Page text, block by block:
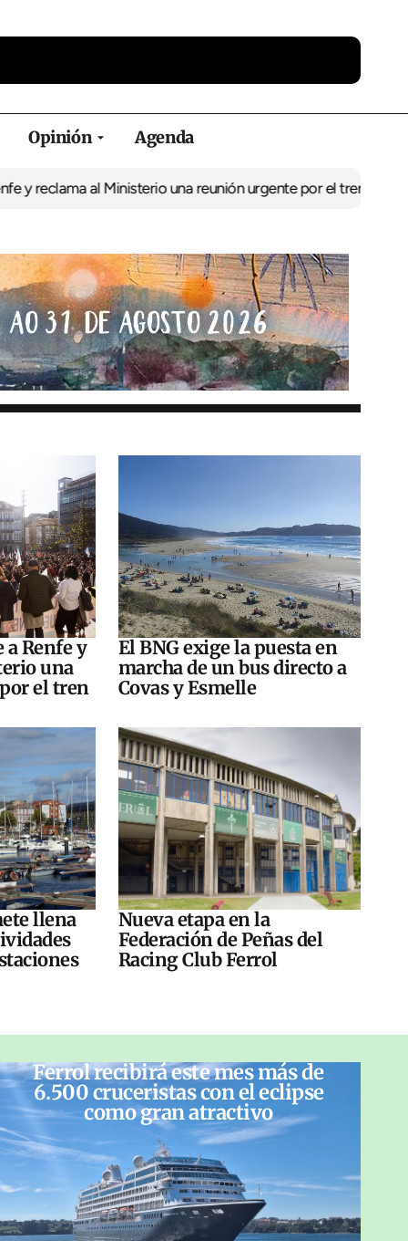
Opinión Agenda
al Ministerio una reunión urgente por el trenEl BNG exige la
Renfe y
una
el tren
El BNG exige la puesta en
marcha de un bus directo a
Covas y Esmelle
llena
Nueva etapa en la
Federación de Peñas del
Racing Club Ferrol
Ferrol recibirá este mes más de
6.500 cruceristas con el eclipse
como gran atractivo